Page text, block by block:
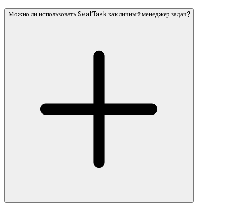
Можно ли использовать SealTask как личный менеджер задач?